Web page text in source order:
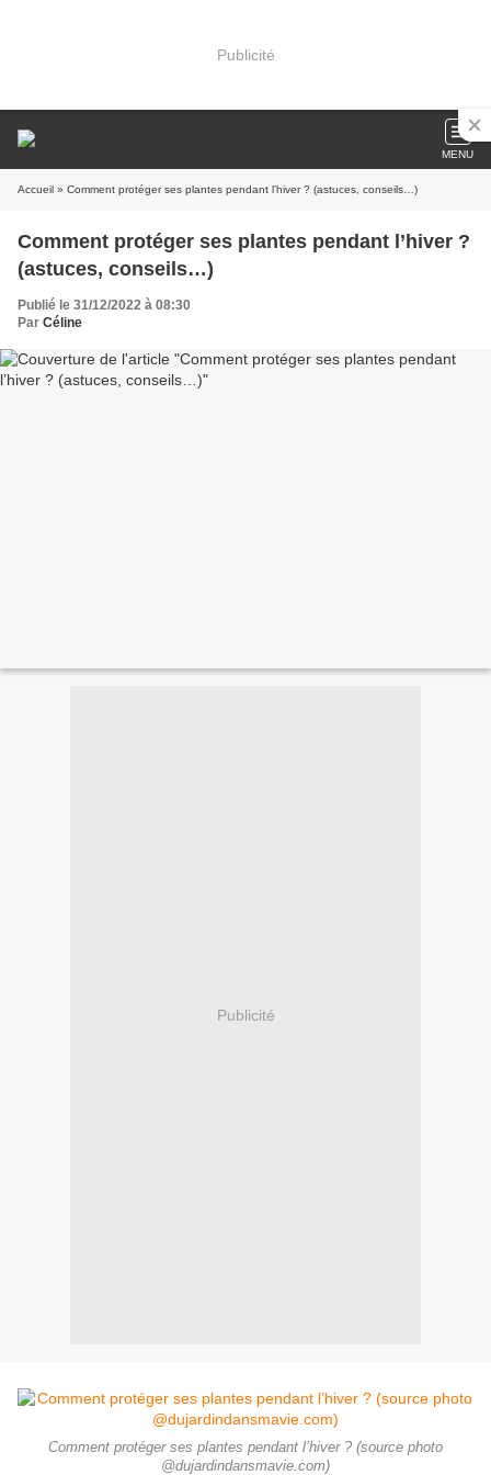
Publicité
MENU
Accueil » Comment protéger ses plantes pendant l’hiver ? (astuces, conseils…)
Comment protéger ses plantes pendant l’hiver ?
(astuces, conseils…)
Publié le 31/12/2022 à 08:30
Par Céline
Publicité
Comment protéger ses plantes pendant l’hiver ? (source photo
@dujardindansmavie.com)